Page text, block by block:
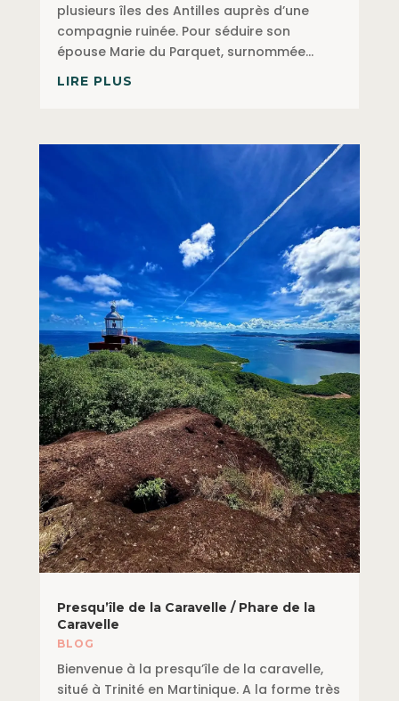
plusieurs îles des Antilles auprès d’une
compagnie ruinée. Pour séduire son
épouse Marie du Parquet, surnommée...
LIRE PLUS
Presqu’île de la Caravelle / Phare de la
Caravelle
BLOG
Bienvenue à la presqu’île de la caravelle,
situé à Trinité en Martinique. A la forme très